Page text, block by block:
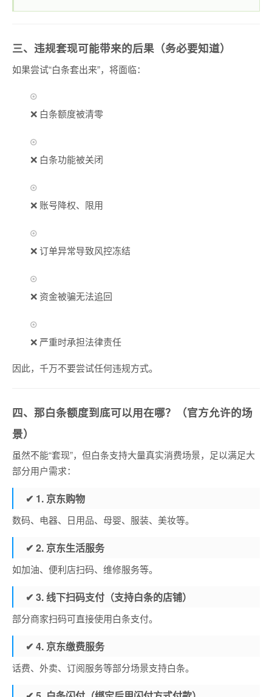
三、违规套现可能带来的后果（务必要知道）
如果尝试“白条套出来”，将面临：
❌ 白条额度被清零
❌ 白条功能被关闭
❌ 账号降权、限用
❌ 订单异常导致风控冻结
❌ 资金被骗无法追回
❌ 严重时承担法律责任
因此，千万不要尝试任何违规方式。
四、那白条额度到底可以用在哪？（官方允许的场
景）
虽然不能“套现”，但白条支持大量真实消费场景，足以满足大
部分用户需求：
✔ 1. 京东购物
数码、电器、日用品、母婴、服装、美妆等。
✔ 2. 京东生活服务
如加油、便利店扫码、维修服务等。
✔ 3. 线下扫码支付（支持白条的店铺）
部分商家扫码可直接使用白条支付。
✔ 4. 京东缴费服务
话费、外卖、订阅服务等部分场景支持白条。